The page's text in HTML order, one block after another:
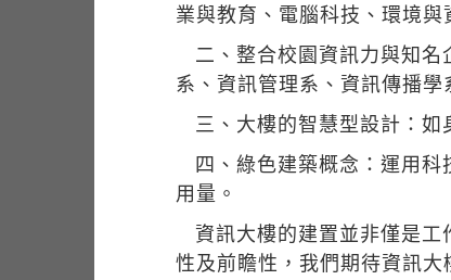
業與教育、電腦科技、環境
二、整合校園資訊力與知
系、資訊管理系、資訊傳播
三、大樓的智慧型設計：
四、綠色建築概念：運用
用量。
資訊大樓的建置並非僅是
性及前瞻性，我們期待資訊